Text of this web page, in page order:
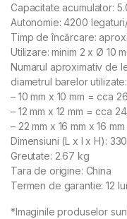
Capacitate acumulator:
Autonomie: 4200
Timp de încărcare:
Utilizare: minim 2 x Ø 10
Numarul aproximativ de
diametrul barelor utilizate:
– 10 mm x 10 mm = cca
– 12 mm x 12 mm = cca
– 22 mm x 16 mm x 16
Dimensiuni (L x l x H):
Greutate: 2.67 kg
Tara de origine: China
Termen de garantie: 12
*Imaginile produselor